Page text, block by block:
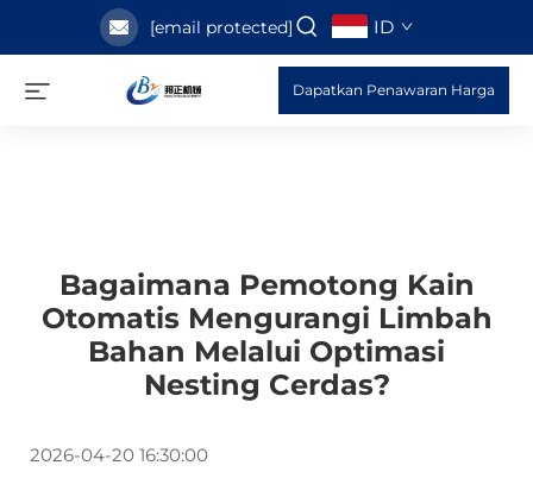
[email protected] ID
Dapatkan Penawaran Harga
Bagaimana Pemotong Kain
Otomatis Mengurangi Limbah
Bahan Melalui Optimasi
Nesting Cerdas?
2026-04-20 16:30:00